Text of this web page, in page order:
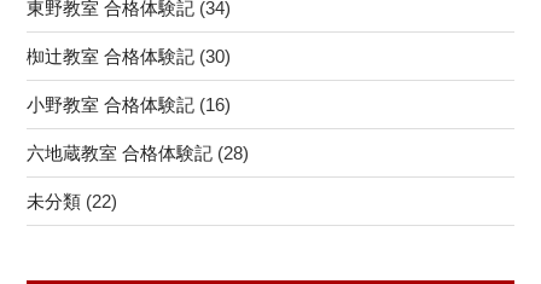
東野教室 合格体験記 (34)
椥辻教室 合格体験記 (30)
小野教室 合格体験記 (16)
六地蔵教室 合格体験記 (28)
未分類 (22)